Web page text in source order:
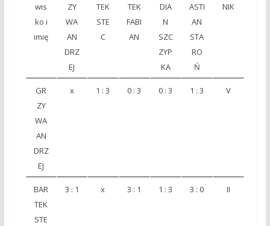
wis
ko i
imię
ZY
WA
AN
DRZ
EJ
TEK
STE
C
TEK
FABI
AN
DIA
N
SZC
ZYP
KA
ASTI
AN
STA
RO
Ń
NIK
GR
ZY
WA
AN
DRZ
EJ
x 1 : 3 0 : 3 0 : 3 1 : 3 V
BAR
TEK
STE
3 : 1 x 3 : 1 1 : 3 3 : 0 II